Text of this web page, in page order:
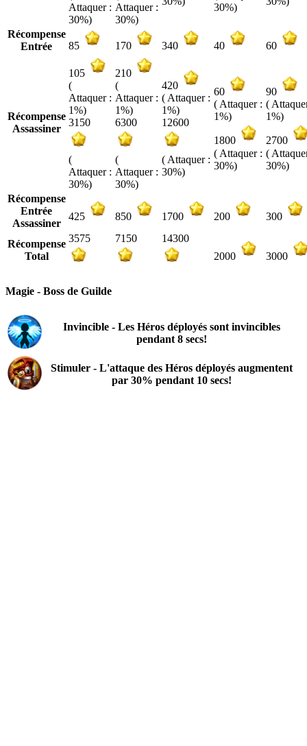
Attaquer :
30%)
Attaquer :
30%)
30%)
Récompense
Entrée
85 170 340 40 60
Récompense
Assassiner
105
(
Attaquer :
1%)
3150
(
Attaquer :
30%)
210
(
Attaquer :
1%)
6300
(
Attaquer :
30%)
420
( Attaquer :
1%)
12600
( Attaquer :
30%)
60
( Attaquer :
1%)
1800
( Attaquer :
30%)
90
(
1%)
2700
(
30%)
Récompense
Entrée
Assassiner
425 850 1700 200 300
Récompense
Total
3575 7150
14300
2000
3000
Magie - Boss de Guilde
Invincible - Les Héros déployés sont invincibles
pendant 8 secs!
Stimuler - L'attaque des Héros déployés augmentent
par 30% pendant 10 secs!